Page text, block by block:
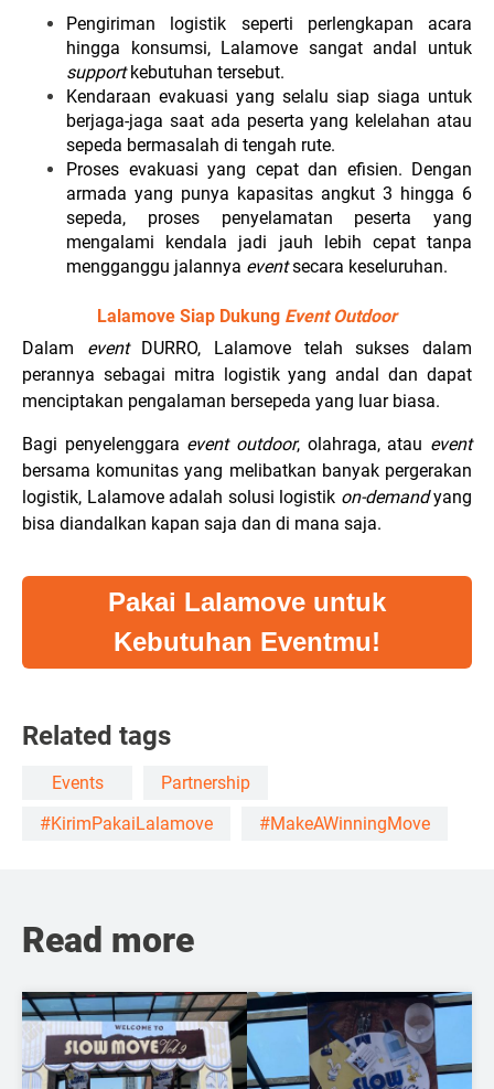
Pengiriman logistik seperti perlengkapan acara
hingga konsumsi, Lalamove sangat andal untuk
supportkebutuhan tersebut.
Kendaraan evakuasi yang selalu siap siaga untuk
berjaga-jaga saat ada peserta yang kelelahan atau
sepeda bermasalah di tengah rute.
Proses evakuasi yang cepat dan efisien. Dengan
armada yang punya kapasitas angkut 3 hingga 6
sepeda, proses penyelamatan peserta yang
mengalami kendala jadi jauh lebih cepat tanpa
mengganggu jalannya eventsecara keseluruhan.
Lalamove Siap Dukung Event Outdoor
Dalam eventDURRO, Lalamove telah sukses dalam
perannya sebagai mitra logistik yang andal dan dapat
menciptakan pengalaman bersepeda yang luar biasa.
Bagi penyelenggara event outdoor, olahraga, atau event
bersama komunitas yang melibatkan banyak pergerakan
logistik, Lalamove adalah solusi logistik on-demandyang
bisa diandalkan kapan saja dan di mana saja.
Pakai Lalamove untuk
Kebutuhan Eventmu!
Related tags
Events
Partnership
#KirimPakaiLalamove
#MakeAWinningMove
Read more